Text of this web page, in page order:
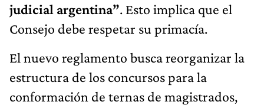
judicial argentina”. Esto implica que el
Consejo debe respetar su primacía.
El nuevo reglamento busca reorganizar la
estructura de los concursos para la
conformación de ternas de magistrados,